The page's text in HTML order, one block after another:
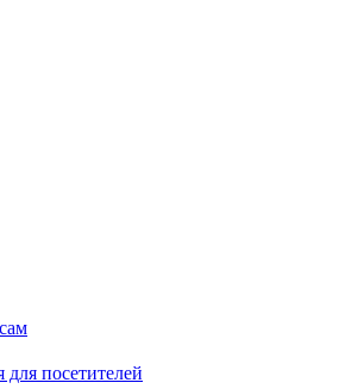
посетителей